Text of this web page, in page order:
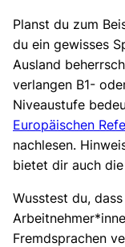
Planst du zum
du ein gewisses
Ausland
verlangen B1-
Niveaustufe
Europäischen
nachlesen.
bietet dir auch
Wusstest du,
Fremdsprachen